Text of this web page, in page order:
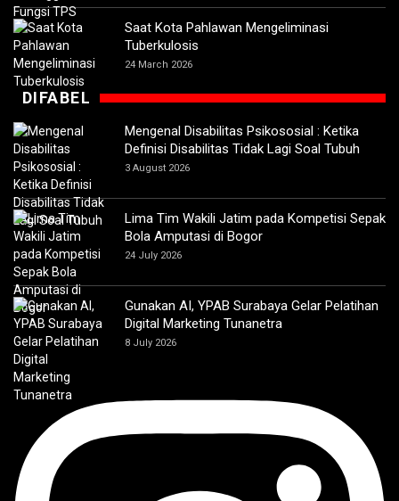
Saat Kota Pahlawan Mengeliminasi
Tuberkulosis
24 March 2026
DIFABEL
Mengenal Disabilitas Psikososial : Ketika
Definisi Disabilitas Tidak Lagi Soal Tubuh
3 August 2026
Lima Tim Wakili Jatim pada Kompetisi Sepak
Bola Amputasi di Bogor
24 July 2026
Gunakan AI, YPAB Surabaya Gelar Pelatihan
Digital Marketing Tunanetra
8 July 2026